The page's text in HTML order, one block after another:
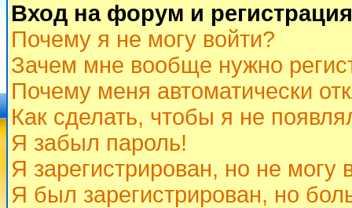
Вход на форум и регистрация
Почему я не могу войти?
Зачем мне вообще нужно
Почему меня автоматически
Как сделать, чтобы я не
Я забыл пароль!
Я зарегистрирован, но не могу
Я был зарегистрирован, но